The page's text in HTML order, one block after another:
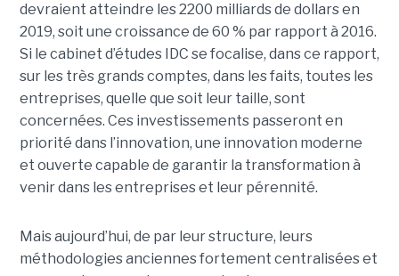
devraient atteindre les 2200 milliards de dollars en
2019, soit une croissance de 60 % par rapport à 2016.
Si le cabinet d’études IDC se focalise, dans ce rapport,
sur les très grands comptes, dans les faits, toutes les
entreprises, quelle que soit leur taille, sont
concernées. Ces investissements passeront en
priorité dans l’innovation, une innovation moderne
et ouverte capable de garantir la transformation à
venir dans les entreprises et leur pérennité.
Mais aujourd’hui, de par leur structure, leurs
méthodologies anciennes fortement centralisées et